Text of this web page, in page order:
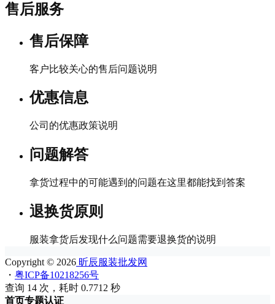
售后服务
售后保障
客户比较关心的售后问题说明
优惠信息
公司的优惠政策说明
问题解答
拿货过程中的可能遇到的问题在这里都能找到答案
退换货原则
服装拿货后发现什么问题需要退换货的说明
Copyright © 2026 昕辰服装批发网
・ 粤ICP备10218256号
查询 14 次，耗时 0.7712 秒
首页专题认证